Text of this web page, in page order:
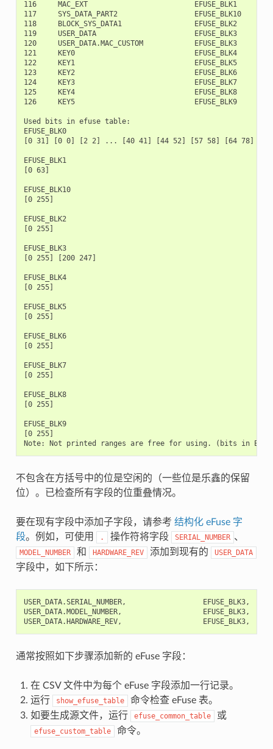
不包含在方括号中的位是空闲的（一些位是乐鑫的保留
位）。已检查所有字段的位重叠情况。
要在现有字段中添加子字段，请参考 结构化 eFuse 字
段。例如，可使用 . 操作符将字段 SERIAL_NUMBER 、
MODEL_NUMBER 和 HARDWARE_REV 添加到现有的 USER_DATA
字段中，如下所示：
USER_DATA.SERIAL_NUMBER,                  EFUSE_BLK3,
USER_DATA.MODEL_NUMBER,                   EFUSE_BLK3,
通常按照如下步骤添加新的 eFuse 字段：
在 CSV 文件中为每个 eFuse 字段添加一行记录。
运行
show_efuse_table
命令检查 eFuse 表。
如要生成源文件，运行
efuse_common_table 或
efuse_custom_table 命令。